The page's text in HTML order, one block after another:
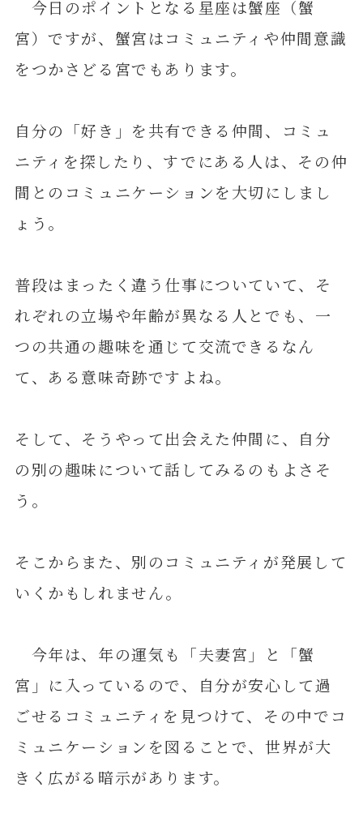
今日のポイントとなる星座は蟹座（蟹
宮）ですが、蟹宮はコミュニティや仲間意識
をつかさどる宮でもあります。
自分の「好き」を共有できる仲間、コミュ
ニティを探したり、すでにある人は、その仲
間とのコミュニケーションを大切にしまし
ょう。
普段はまったく違う仕事についていて、そ
れぞれの立場や年齢が異なる人とでも、一
つの共通の趣味を通じて交流できるなん
て、ある意味奇跡ですよね。
そして、そうやって出会えた仲間に、自分
の別の趣味について話してみるのもよさそ
う。
そこからまた、別のコミュニティが発展して
いくかもしれません。
今年は、年の運気も「夫妻宮」と「蟹
宮」に入っているので、自分が安心して過
ごせるコミュニティを見つけて、その中でコ
ミュニケーションを図ることで、世界が大
きく広がる暗示があります。